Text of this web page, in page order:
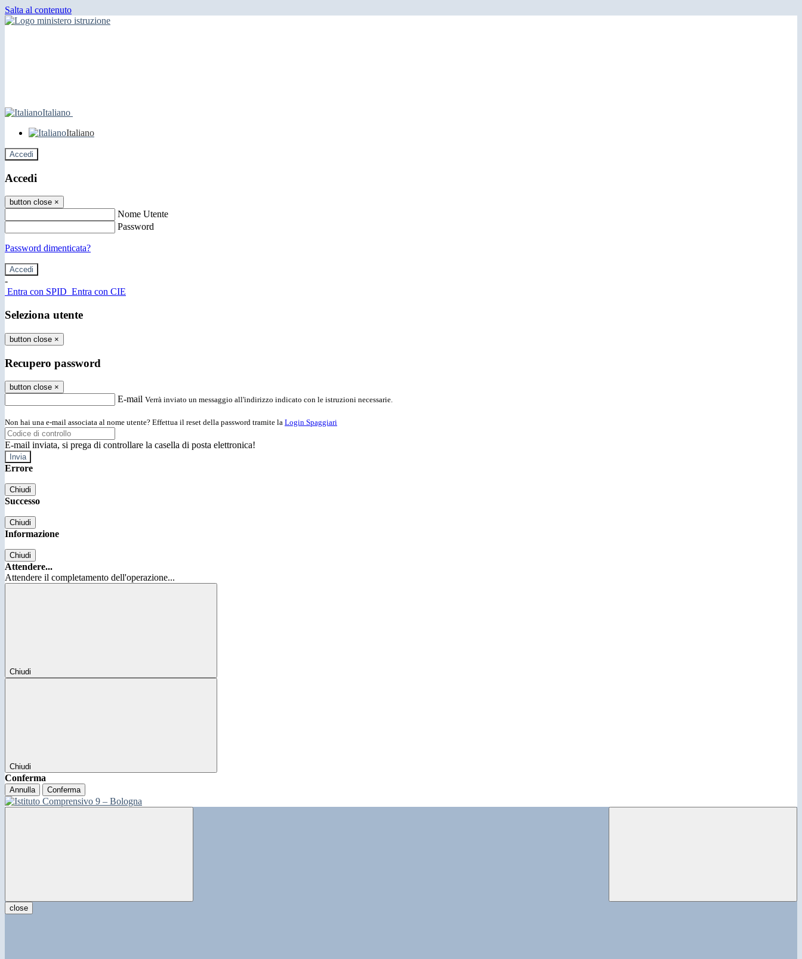
Salta al contenuto
Italiano
Italiano
Accedi
Accedi
button close ×
Nome Utente
Password
Password dimenticata?
-
Entra con SPID Entra con CIE
Seleziona utente
button close ×
Recupero password
button close ×
E-mail Verrà inviato un messaggio all'indirizzo indicato con le istruzioni necessarie.
Non hai una e-mail associata al nome utente? Effettua il reset della password tramite la Login Spaggiari
E-mail inviata, si prega di controllare la casella di posta elettronica!
Errore
Chiudi
Successo
Chiudi
Informazione
Chiudi
Attendere...
Attendere il completamento dell'operazione...
Chiudi
Chiudi
Conferma
Annulla Conferma
close